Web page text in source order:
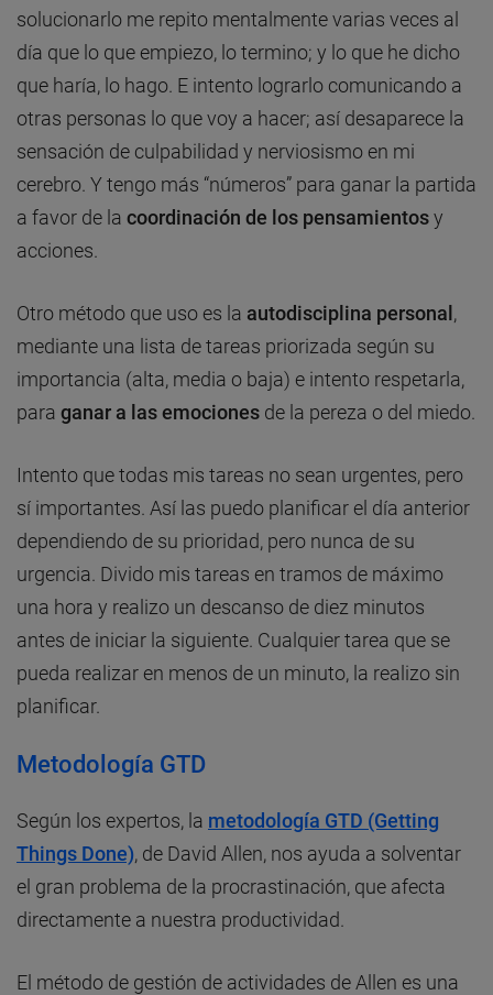
solucionarlo me repito mentalmente varias veces al
día que lo que empiezo, lo termino; y lo que he dicho
que haría, lo hago. E intento lograrlo comunicando a
otras personas lo que voy a hacer; así desaparece la
sensación de culpabilidad y nerviosismo en mi
cerebro. Y tengo más “números” para ganar la partida
a favor de la coordinación de los pensamientosy
acciones.
Otro método que uso es la autodisciplina personal ,
mediante una lista de tareas priorizada según su
importancia (alta, media o baja) e intento respetarla,
para ganar a las emociones de la pereza o del miedo.
Intento que todas mis tareas no sean urgentes, pero
sí importantes. Así las puedo planificar el día anterior
dependiendo de su prioridad, pero nunca de su
urgencia. Divido mis tareas en tramos de máximo
una hora y realizo un descanso de diez minutos
antes de iniciar la siguiente. Cualquier tarea que se
pueda realizar en menos de un minuto, la realizo sin
planificar.
Metodología GTD
Según los expertos, la metodología GTD (Getting
Things Done), de David Allen, nos ayuda a solventar
el gran problema de la procrastinación, que afecta
directamente a nuestra productividad.
El método de gestión de actividades de Allen es una